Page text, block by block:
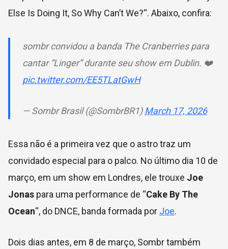
Else Is Doing It, So Why Can’t We?“. Abaixo, confira:
sombr convidou a banda The Cranberries para
cantar “Linger” durante seu show em Dublin. ❤️
pic.twitter.com/EE5TLatGwH
— Sombr Brasil (@SombrBR1)March 17, 2026
Essa não é a primeira vez que o astro traz um
convidado especial para o palco. No último dia 10 de
março, em um show em Londres, ele trouxe Joe
Jonas para uma performance de “Cake By The
Ocean“, do DNCE, banda formada por Joe.
Dois dias antes, em 8 de março, Sombr também